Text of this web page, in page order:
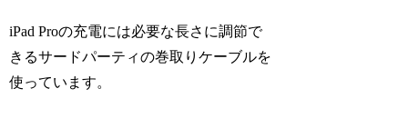
iPad Proの充電には必要な長さに調節で
きるサードパーティの巻取りケーブルを
使っています。